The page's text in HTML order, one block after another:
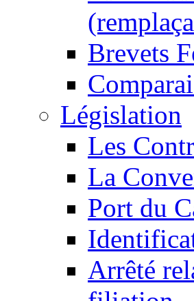
Brevets
Législation
Les
La
Port du
Arrêté